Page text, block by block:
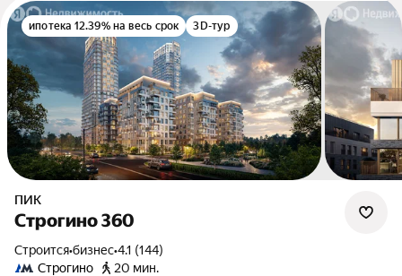
ипотека 12.39% на весь срок 3D-тур
ПИК
Строгино 360
Строится•бизнес•4.1 (144)
Строгино
20 мин.